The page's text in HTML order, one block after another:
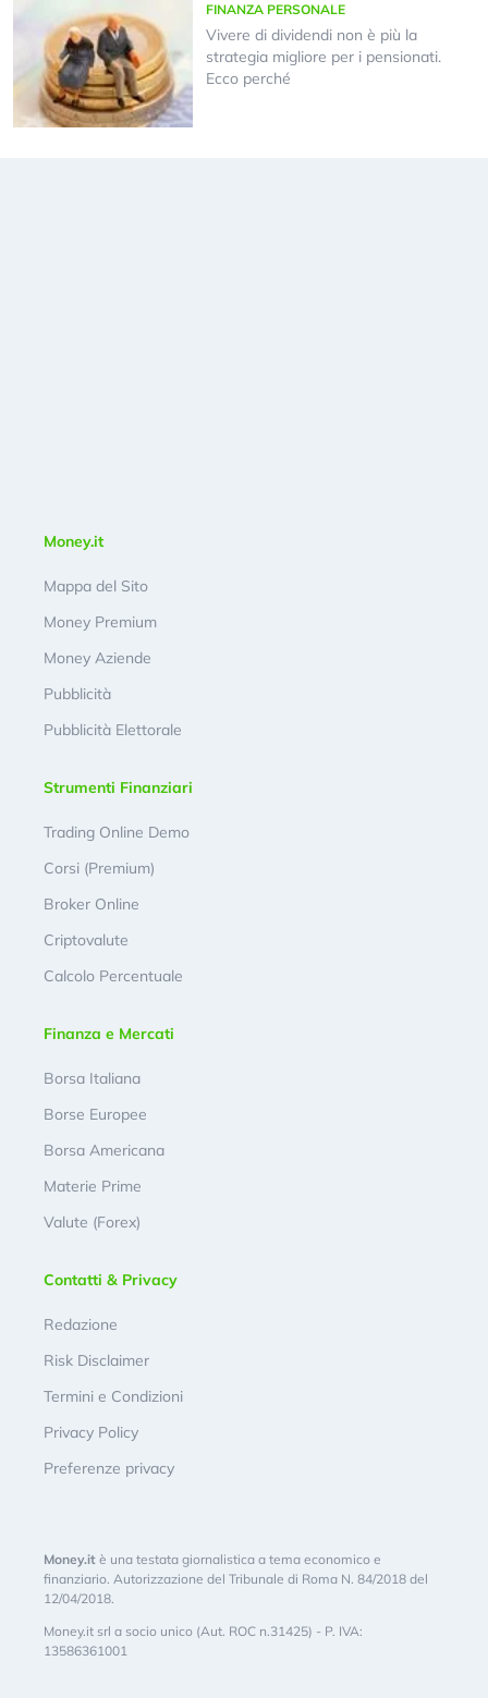
FINANZA PERSONALE
Vivere di dividendi non è più la
strategia migliore per i pensionati.
Ecco perché
Money.it
Mappa del Sito
Money Premium
Money Aziende
Pubblicità
Pubblicità Elettorale
Strumenti Finanziari
Trading Online Demo
Corsi (Premium)
Broker Online
Criptovalute
Calcolo Percentuale
Finanza e Mercati
Borsa Italiana
Borse Europee
Borsa Americana
Materie Prime
Valute (Forex)
Contatti & Privacy
Redazione
Risk Disclaimer
Termini e Condizioni
Privacy Policy
Preferenze privacy
Money.it è una testata giornalistica a tema economico e
finanziario. Autorizzazione del Tribunale di Roma N. 84/2018 del
12/04/2018.
Money.it srl a socio unico (Aut. ROC n.31425) - P. IVA:
13586361001